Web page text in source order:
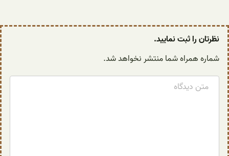
نظرتان را ثبت نمایید.
شماره همراه شما منتشر نخواهد شد.